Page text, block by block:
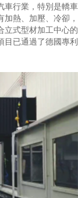
車行業，特別是轎車
熱、加壓、冷卻，
立式型材加工中心的
目已通過了德國專利